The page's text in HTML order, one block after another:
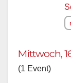
Mittwoch,
(1 Event)